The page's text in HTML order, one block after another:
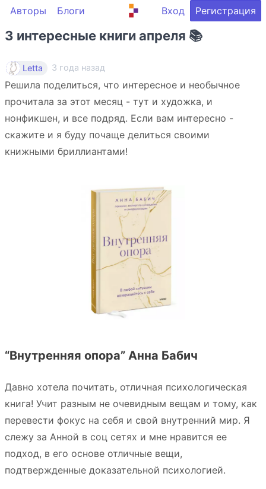
Авторы Блоги Вход Регистрация
3 интересные книги апреля 📚
Letta 3 года назад
Решила поделиться, что интересное и необычное
прочитала за этот месяц - тут и художка, и
нонфикшен, и все подряд. Если вам интересно -
скажите и я буду почаще делиться своими
книжными бриллиантами!
“Внутренняя опора” Анна Бабич
Давно хотела почитать, отличная психологическая
книга! Учит разным не очевидным вещам и тому, как
перевести фокус на себя и свой внутренний мир. Я
слежу за Анной в соц сетях и мне нравится ее
подход, в его основе отличные вещи,
подтвержденные доказательной психологией.